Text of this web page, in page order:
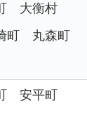
大衡村
町 丸森町
安平町